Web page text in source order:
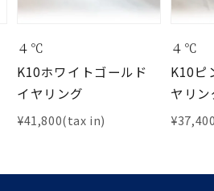
４℃
K10ホワイトゴールド
イヤリング
¥41,800(tax in)
４℃
K10ピ
ヤリン